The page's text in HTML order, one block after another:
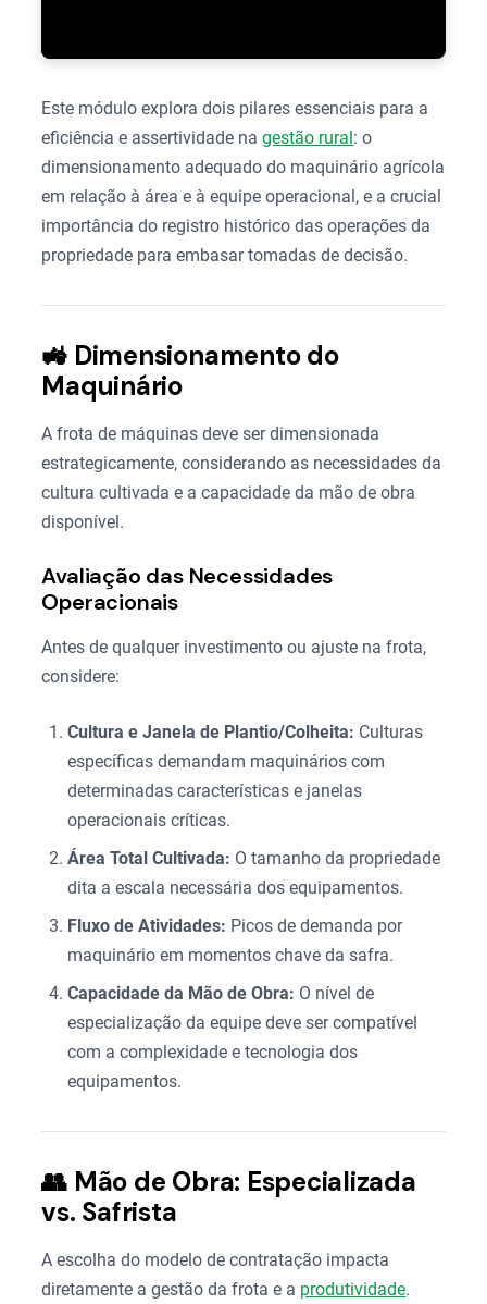
Este módulo explora dois pilares essenciais para a
eficiência e assertividade nagestão rural: o
dimensionamento adequado do maquinário agrícola
em relação à área e à equipe operacional, e a crucial
importância do registro histórico das operações da
propriedade para embasar tomadas de decisão.
🚜 Dimensionamento do
Maquinário
A frota de máquinas deve ser dimensionada
estrategicamente, considerando as necessidades da
cultura cultivada e a capacidade da mão de obra
disponível.
Avaliação das Necessidades
Operacionais
Antes de qualquer investimento ou ajuste na frota,
considere:
Cultura e Janela de Plantio/Colheita: Culturas
específicas demandam maquinários com
determinadas características e janelas
operacionais críticas.
Área Total Cultivada: O tamanho da propriedade
dita a escala necessária dos equipamentos.
Fluxo de Atividades: Picos de demanda por
maquinário em momentos chave da safra.
Capacidade da Mão de Obra: O nível de
especialização da equipe deve ser compatível
com a complexidade e tecnologia dos
equipamentos.
👥 Mão de Obra: Especializada
vs. Safrista
A escolha do modelo de contratação impacta
diretamente a gestão da frota e a produtividade.